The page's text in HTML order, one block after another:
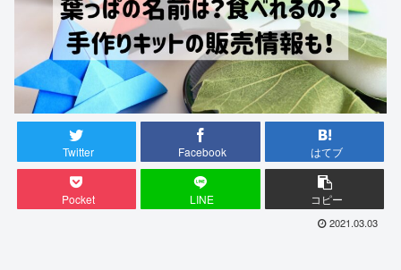
Twitter Facebook はてブ
Pocket LINE コピー
2021.03.03